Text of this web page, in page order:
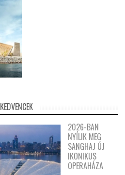
KEDVENCEK
2026-BAN
NYÍLIK MEG
SANGHAJ ÚJ
IKONIKUS
OPERAHÁZA